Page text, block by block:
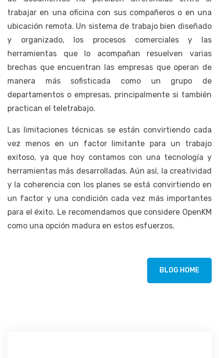
trabajar en una oficina con sus compañeros o en una
ubicación remota. Un sistema de trabajo bien diseñado
y organizado, los procesos comerciales y las
herramientas que lo acompañan resuelven varias
brechas que encuentran las empresas que operan de
manera más sofisticada como un grupo de
departamentos o empresas, principalmente si también
practican el teletrabajo.
Las limitaciones técnicas se están convirtiendo cada
vez menos en un factor limitante para un trabajo
exitoso, ya que hoy contamos con una tecnología y
herramientas más desarrolladas. Aún así, la creatividad
y la coherencia con los planes se está convirtiendo en
un factor y una condición cada vez más importantes
para el éxito. Le recomendamos que considere OpenKM
como una opción madura en estos esfuerzos.
BLOG HOME